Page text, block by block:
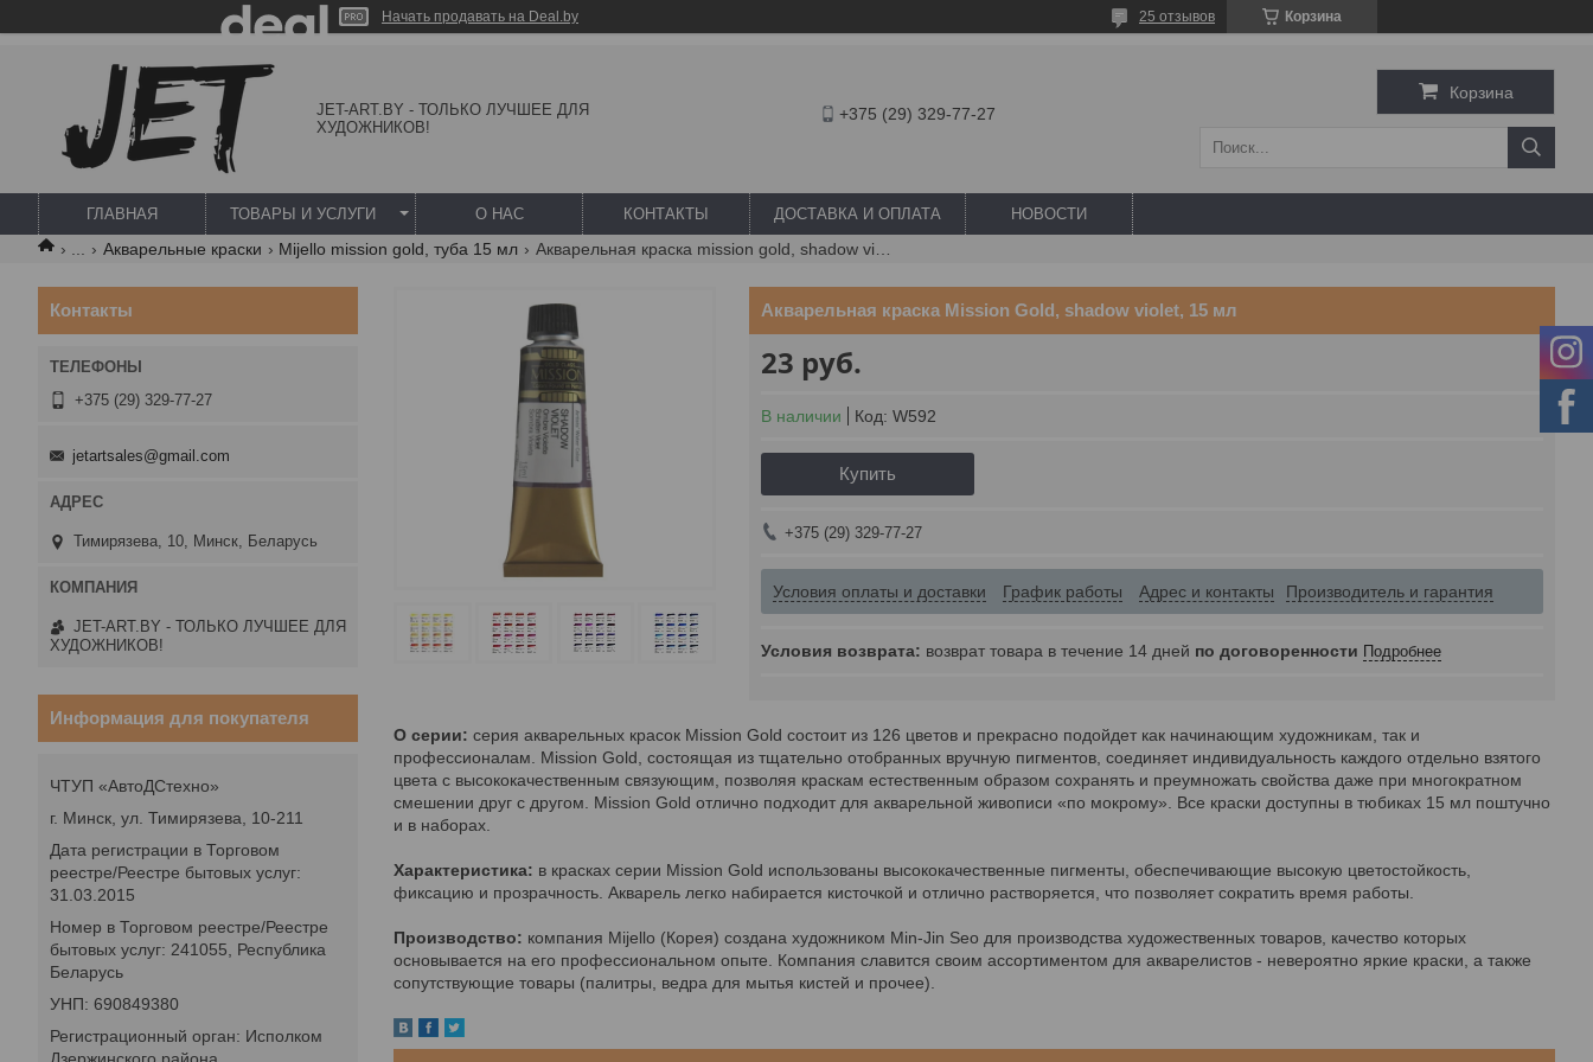
Начать продавать на Deal.by Корзина
25 отзывов
JET-ART.BY - ТОЛЬКО ЛУЧШЕЕ ДЛЯ
ХУДОЖНИКОВ!
+375 (29) 329-77-27
Корзина
ГЛАВНАЯ ТОВАРЫ И УСЛУГИ О НАС КОНТАКТЫ ДОСТАВКА И ОПЛАТА НОВОСТИ
Акварельные краски Mijello mission gold, туба 15 мл
Акварельная краска Mission Gold, shadow violet, 15 мл
23 руб.
В наличии Код: W592
Купить
+375 (29) 329-77-27
Условия оплаты и доставки График работы Адрес и контакты Производитель и гарантия
возврат товара в течение 14 дней по договоренности Подробнее
О серии: серия акварельных красок Mission Gold состоит из 126 цветов и прекрасно подойдет как начинающим художникам, так и
профессионалам. Mission Gold, состоящая из тщательно отобранных вручную пигментов, соединяет индивидуальность каждого отдельно взятого
цвета с высококачественным связующим, позволяя краскам естественным образом сохранять и преумножать свойства даже при многократном
смешении друг с другом. Mission Gold отлично подходит для акварельной живописи «по мокрому». Все краски доступны в тюбиках 15 мл поштучно
и в наборах.
Характеристика: в красках серии Mission Gold использованы высококачественные пигменты, обеспечивающие высокую цветостойкость,
фиксацию и прозрачность. Акварель легко набирается кисточкой и отлично растворяется, что позволяет сократить время работы.
Производство: компания Mijello (Корея) создана художником Min-Jin Seo для производства художественных товаров, качество которых
основывается на его профессиональном опыте. Компания славится своим ассортиментом для акварелистов - невероятно яркие краски, а также
сопутствующие товары (палитры, ведра для мытья кистей и прочее).
Контакты
+375 (29) 329-77-27
jetartsales@gmail.com
Тимирязева, 10, Минск, Беларусь
JET-ART.BY - ТОЛЬКО ЛУЧШЕЕ ДЛЯ
ХУДОЖНИКОВ!
Информация для покупателя
ЧТУП «АвтоДСтехно»
г. Минск, ул. Тимирязева, 10-211
Дата регистрации в Торговом
реестре/Реестре бытовых услуг:
31.03.2015
Номер в Торговом реестре/Реестре
бытовых услуг: 241055, Республика
Беларусь
УНП: 690849380
Регистрационный орган: Исполком